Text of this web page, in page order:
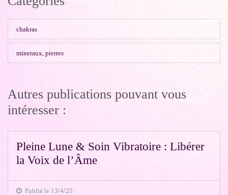
chakras
mineraux, pierres
Autres publications pouvant vous
intéresser :
Pleine Lune & Soin Vibratoire : Libérer
la Voix de l’Âme
Publié le 13/4/25